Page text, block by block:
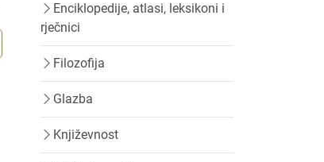
Enciklopedije, atlasi, leksikoni i
rječnici
Filozofija
Glazba
Književnost